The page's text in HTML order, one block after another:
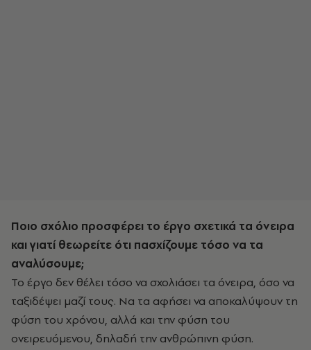
Ποιο σχόλιο προσφέρει το έργο σχετικά τα όνειρα
και γιατί θεωρείτε ότι πασχίζουμε τόσο να τα
αναλύσουμε;
Το έργο δεν θέλει τόσο να σχολιάσει τα όνειρα, όσο να
ταξιδέψει μαζί τους. Να τα αφήσει να αποκαλύψουν τη
φύση του χρόνου, αλλά και την φύση του
ονειρευόμενου, δηλαδή την ανθρώπινη φύση.